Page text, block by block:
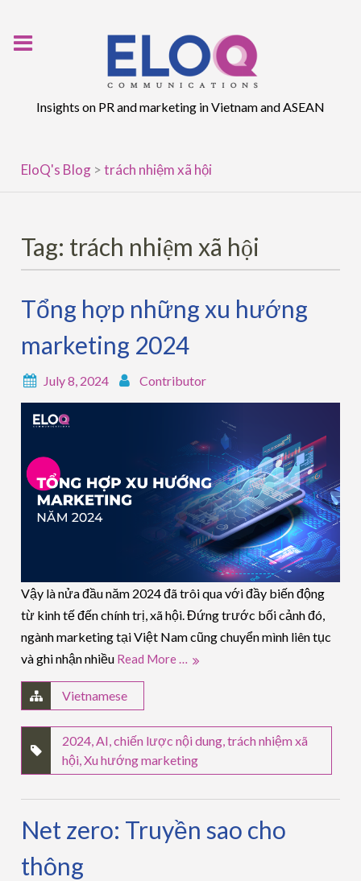
Insights on PR and marketing in Vietnam and ASEAN
EloQ's Blog >trách nhiệm xã hội
Tag: trách nhiệm xã hội
Tổng hợp những xu hướng
marketing 2024
July 8, 2024 Contributor
Vậy là nửa đầu năm 2024 đã trôi qua với đầy biến động
từ kinh tế đến chính trị, xã hội. Đứng trước bối cảnh đó,
ngành marketing tại Việt Nam cũng chuyển mình liên tục
và ghi nhận nhiều Read More …
Vietnamese
2024 AI ,chiến lược nội dung ,trách nhiệm xã
hội ,Xu hướng marketing
Net zero: Truyền sao cho
thông